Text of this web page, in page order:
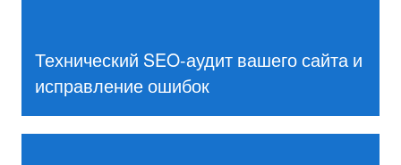
Технический SEO-аудит вашего сайта и
исправление ошибок